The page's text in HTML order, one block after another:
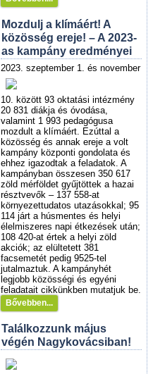
Mozdulj a klímáért! A
közösség ereje! – A 2023-
as kampány eredményei
2023. szeptember 1. és november
10. között 93 oktatási intézmény
20 831 diákja és óvodása,
valamint 1 993 pedagógusa
mozdult a klímáért. Ezúttal a
közösség és annak ereje a volt
kampány központi gondolata és
ehhez igazodtak a feladatok. A
kampányban összesen 350 617
zöld mérföldet gyűjtöttek a hazai
résztvevők – 137 558-at
környezettudatos utazásokkal; 95
114 járt a húsmentes és helyi
élelmiszeres napi étkezések után;
108 420-at értek a helyi zöld
akciók; az elültetett 381
facsemetét pedig 9525-tel
jutalmaztuk. A kampányhét
legjobb közösségi és egyéni
feladatait cikkünkben mutatjuk be.
Bővebben...
Találkozzunk május
végén Nagykovácsiban!